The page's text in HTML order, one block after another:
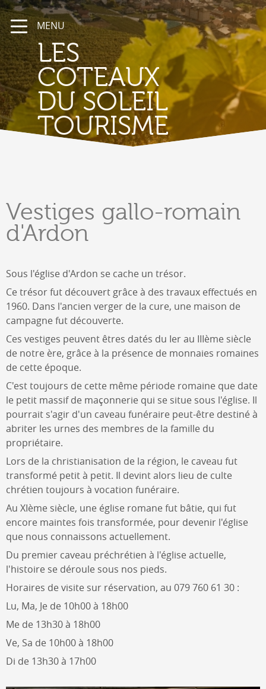
MENU
LES
COTEAUX
DU SOLEIL
TOURISME
Vestiges gallo-romain
d'Ardon
Sous l'église d'Ardon se cache un trésor.
Ce trésor fut découvert grâce à des travaux effectués en
1960. Dans l'ancien verger de la cure, une maison de
campagne fut découverte.
Ces vestiges peuvent êtres datés du Ier au IIIème siècle
de notre ère, grâce à la présence de monnaies romaines
de cette époque.
C'est toujours de cette même période romaine que date
le petit massif de maçonnerie qui se situe sous l'église. Il
pourrait s'agir d'un caveau funéraire peut-être destiné à
abriter les urnes des membres de la famille du
propriétaire.
Lors de la christianisation de la région, le caveau fut
transformé petit à petit. Il devint alors lieu de culte
chrétien toujours à vocation funéraire.
Au XIème siècle, une église romane fut bâtie, qui fut
encore maintes fois transformée, pour devenir l'église
que nous connaissons actuellement.
Du premier caveau préchrétien à l'église actuelle,
l'histoire se déroule sous nos pieds.
Horaires de visite sur réservation, au 079 760 61 30 :
Lu, Ma, Je de 10h00 à 18h00
Me de 13h30 à 18h00
Ve, Sa de 10h00 à 18h00
Di de 13h30 à 17h00